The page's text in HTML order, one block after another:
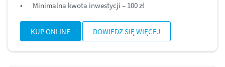
Minimalna kwota inwestycji – 100 zł
KUP ONLINE DOWIEDZ SIĘ WIĘCEJ